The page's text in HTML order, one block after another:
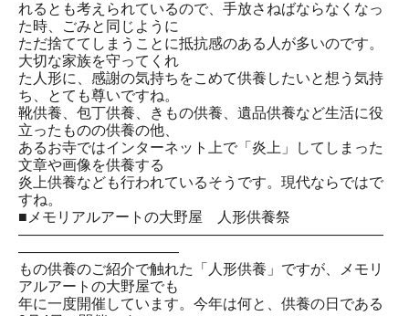
れるとも考えられているので、手放さねばならなくなっ
た時、ごみと同じように
ただ捨ててしまうことに抵抗感のある人が多いのです。
大切な家族を守ってくれ
た人形に、感謝の気持ちをこめて供養したいと想う気持
ち、とても尊いですね。
靴供養、包丁供養、きもの供養、遺品供養など生活に役
立ったものの供養の他、
あるお寺ではインターネット上で「炎上」してしまった
文章や画像を供養する
炎上供養なども行われているそうです。現代ならではで
すね。
■メモリアルアートの大野屋 人形供養祭
―――――――――――――――――――――――――
―――――――――――
もの供養のご紹介で触れた「人形供養」ですが、メモリ
アルアートの大野屋でも
年に一度開催しています。今年は何と、供養の日である